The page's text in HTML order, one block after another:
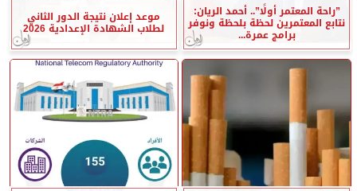
”راحة المعتمر أولًا”.. أحمد الريان:
نتابع المعتمرين لحظة بلحظة ونوفر
برامج عمرة...
موعد إعلان نتيجة الدور الثاني
لطلاب الشهادة الإعدادية 2026